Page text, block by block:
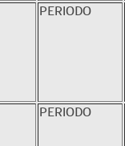
PERIODO
PERIODO